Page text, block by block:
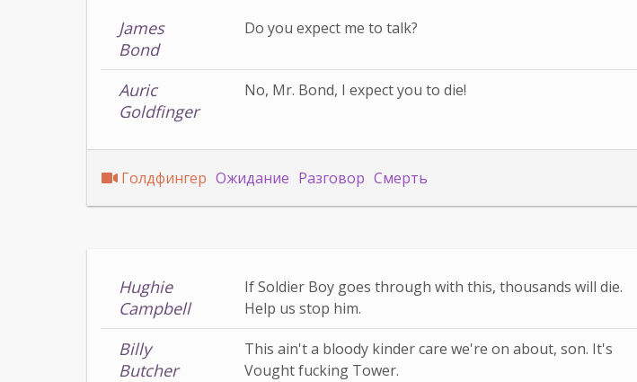
James
Bond
Do you expect me to talk?
Auric
Goldfinger
No, Mr. Bond, I expect you to die!
Голдфингер Ожидание Разговор Смерть
Hughie
Campbell
If Soldier Boy goes through with this, thousands will die.
Help us stop him.
Billy
Butcher
This ain't a bloody kinder care we're on about, son. It's
Vought fucking Tower.